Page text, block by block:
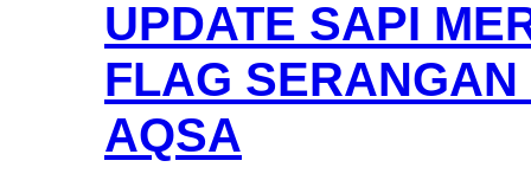
UPDATE SAPI
FLAG
AQSA